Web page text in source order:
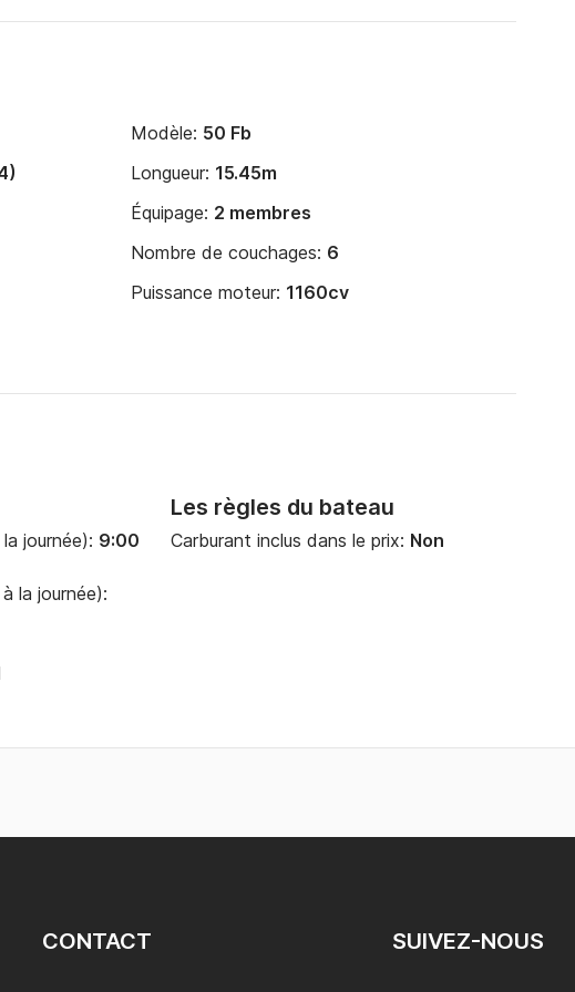
Modèle: 50 Fb
Longueur: 15.45m
Équipage: 2 membres
Nombre de couchages: 6
Puissance moteur: 1160cv
journée): 9:00
la journée):
Les règles du bateau
Carburant inclus dans le prix: Non
CONTACT SUIVEZ-NOUS